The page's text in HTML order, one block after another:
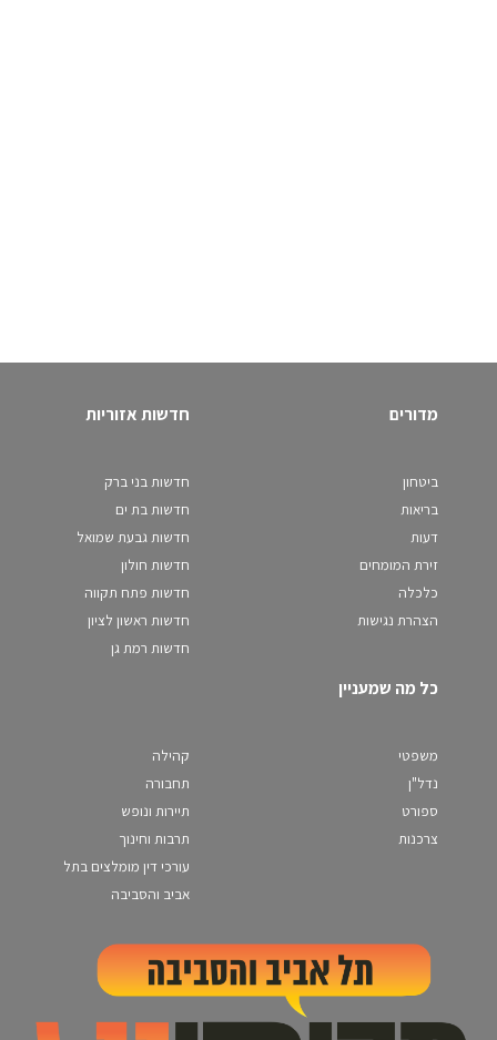
מדורים
ביטחון
בריאות
דעות
זירת המומחים
כלכלה
הצהרת נגישות
חדשות אזוריות
חדשות בני ברק
חדשות בת ים
חדשות גבעת שמואל
חדשות חולון
חדשות פתח תקווה
חדשות ראשון לציון
חדשות רמת גן
כל מה שמעניין
משפטי
נדל"ן
ספורט
צרכנות
קהילה
תחבורה
תיירות ונופש
תרבות וחינוך
עורכי דין מומלצים בתל
אביב והסביבה